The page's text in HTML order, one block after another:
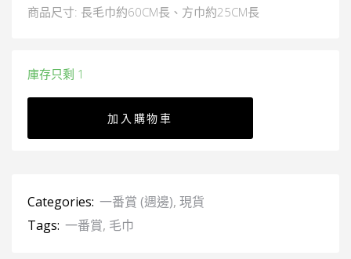
商品尺寸: 長毛巾約60CM長、方巾約25CM長
庫存只剩 1
加入購物車
Categories: 一番賞 (週邊), 現貨
Tags: 一番賞, 毛巾